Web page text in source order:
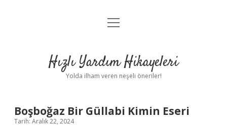
Anasayfa
Yasal Uyarı
menüyü
Hızlı Yardım Hikayeleri
Yolda ilham veren neşeli öneriler!
Boşboğaz Bir Güllabi Kimin Eseri
Tarih: Aralık 22, 2024